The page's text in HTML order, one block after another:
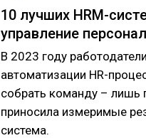
10 лучших HRM-
управление
В 2023 году
автоматизации HR-
собрать команду – лишь
приносила измеримые
система.